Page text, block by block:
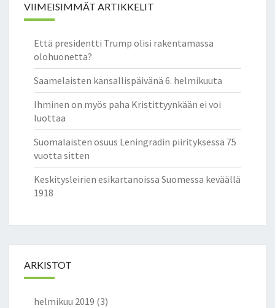
VIIMEISIMMÄT ARTIKKELIT
Että presidentti Trump olisi rakentamassa
olohuonetta?
Saamelaisten kansallispäivänä 6. helmikuuta
Ihminen on myös paha Kristittyynkään ei voi
luottaa
Suomalaisten osuus Leningradin piirityksessä 75
vuotta sitten
Keskitysleirien esikartanoissa Suomessa keväällä
1918
ARKISTOT
helmikuu 2019 (3)